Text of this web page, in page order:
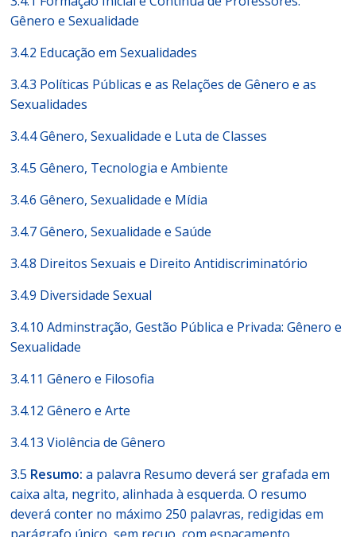
Gênero e Sexualidade
3.4.2 Educação em Sexualidades
3.4.3 Políticas Públicas e as Relações de Gênero e as
Sexualidades
3.4.4 Gênero, Sexualidade e Luta de Classes
3.4.5 Gênero, Tecnologia e Ambiente
3.4.6 Gênero, Sexualidade e Mídia
3.4.7 Gênero, Sexualidade e Saúde
3.4.8 Direitos Sexuais e Direito Antidiscriminatório
3.4.9 Diversidade Sexual
3.4.10 Adminstração, Gestão Pública e Privada: Gênero e
Sexualidade
3.4.11 Gênero e Filosofia
3.4.12 Gênero e Arte
3.4.13 Violência de Gênero
3.5 Resumo:a palavra Resumo deverá ser grafada em
caixa alta, negrito, alinhada à esquerda. O resumo
deverá conter no máximo 250 palavras, redigidas em